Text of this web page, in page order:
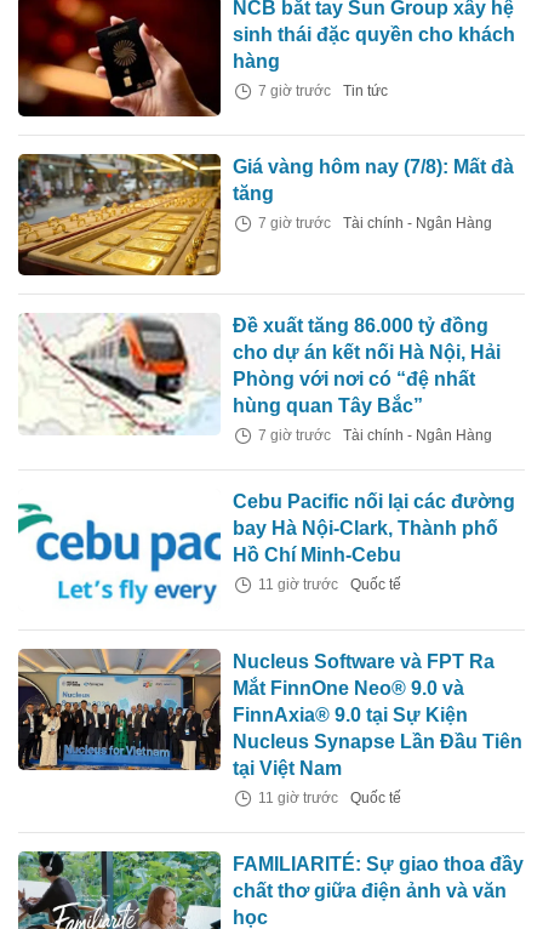
NCB bắt tay Sun Group xây hệ
sinh thái đặc quyền cho khách
hàng
7 giờ trước Tin tức
Giá vàng hôm nay (7/8): Mất đà
tăng
7 giờ trước Tài chính - Ngân Hàng
Đề xuất tăng 86.000 tỷ đồng
cho dự án kết nối Hà Nội, Hải
Phòng với nơi có “đệ nhất
hùng quan Tây Bắc”
7 giờ trước Tài chính - Ngân Hàng
Cebu Pacific nối lại các đường
bay Hà Nội-Clark, Thành phố
Hồ Chí Minh-Cebu
11 giờ trước Quốc tế
Nucleus Software và FPT Ra
Mắt FinnOne Neo® 9.0 và
FinnAxia® 9.0 tại Sự Kiện
Nucleus Synapse Lần Đầu Tiên
tại Việt Nam
11 giờ trước Quốc tế
FAMILIARITÉ: Sự giao thoa đầy
chất thơ giữa điện ảnh và văn
học